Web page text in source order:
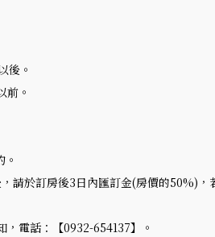
後。
前。
請於訂房後3日內匯訂金(房價的50%)，
電話：【0932-654137】。